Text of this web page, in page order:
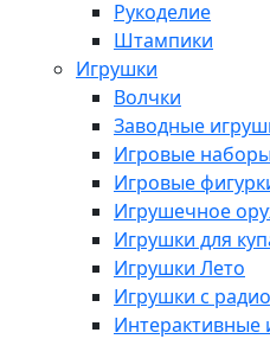
Рукоделие
Штампики
Игрушки
Волчки
Заводные
Игровые наборы
Игровые
Игрушечное
Игрушки для
Игрушки Лето
Игрушки с
Интерактивные